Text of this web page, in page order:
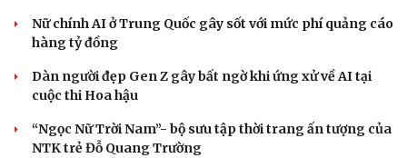
Nữ chính AI ở Trung Quốc gây sốt với mức phí quảng cáo
hàng tỷ đồng
Dàn người đẹp Gen Z gây bất ngờ khi ứng xử về AI tại
cuộc thi Hoa hậu
“Ngọc Nữ Trời Nam”- bộ sưu tập thời trang ấn tượng của
NTK trẻ Đỗ Quang Trường